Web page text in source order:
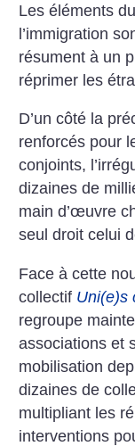
Les éléments
l’immigration
résument à un
réprimer les
D’un côté la
renforcés pour
conjoints,
dizaines de
main d’œuvre
seul droit celui
Face à cette
collectif Uni(e)s
regroupe
associations et
mobilisation
dizaines de
multipliant les
interventions